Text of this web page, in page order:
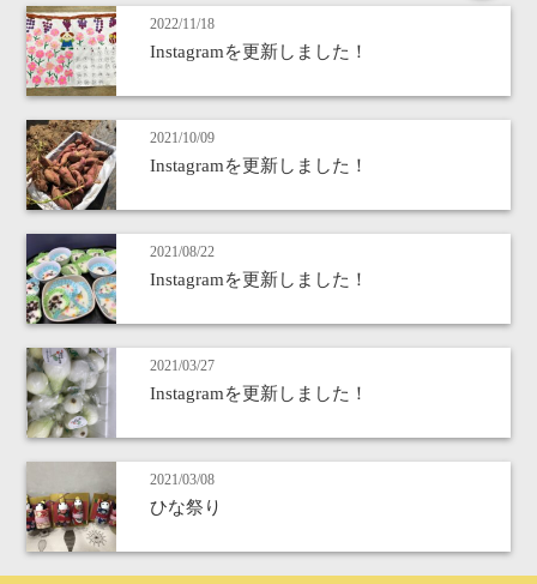
2022/11/18
Instagramを更新しました！
2021/10/09
Instagramを更新しました！
2021/08/22
Instagramを更新しました！
2021/03/27
Instagramを更新しました！
2021/03/08
ひな祭り